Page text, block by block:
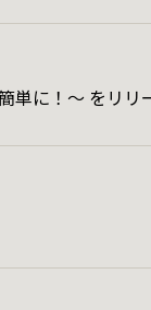
単に！〜 をリリ